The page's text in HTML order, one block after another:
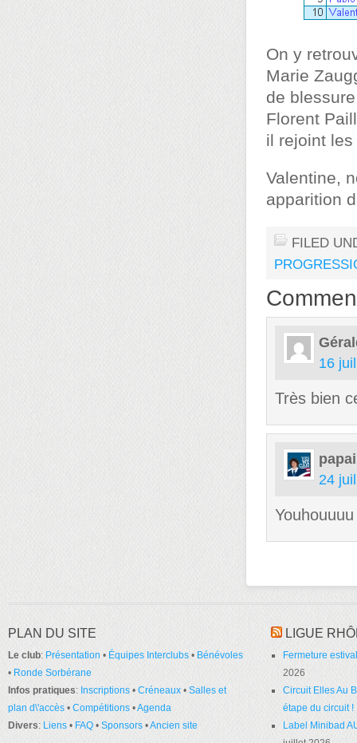
On y
Marie
de
Florent
il rejoint les
Valentine,
apparition
FILED
16
Très bien
24
PLAN DU SITE
Le club: Présentation • Équipes Interclubs • Bénévoles
• Ronde Sorbérane
Infos pratiques: Inscriptions • Créneaux • Salles et
plan d\'accès • Compétitions •Agenda
Divers: Liens • FAQ • Sponsors •Ancien site
LIGUE
Fermeture
2026
Circuit Elles Au
étape du circuit !
Label Minibad